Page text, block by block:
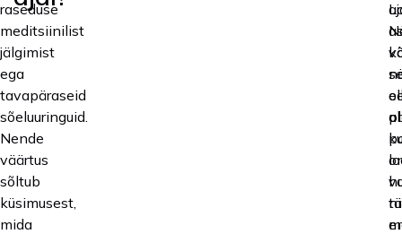
raseduse
meditsiinilist
jälgimist
ega
tavapäraseid
sõeluuringuid.
Nende
väärtus
sõltub
küsimusest,
mida